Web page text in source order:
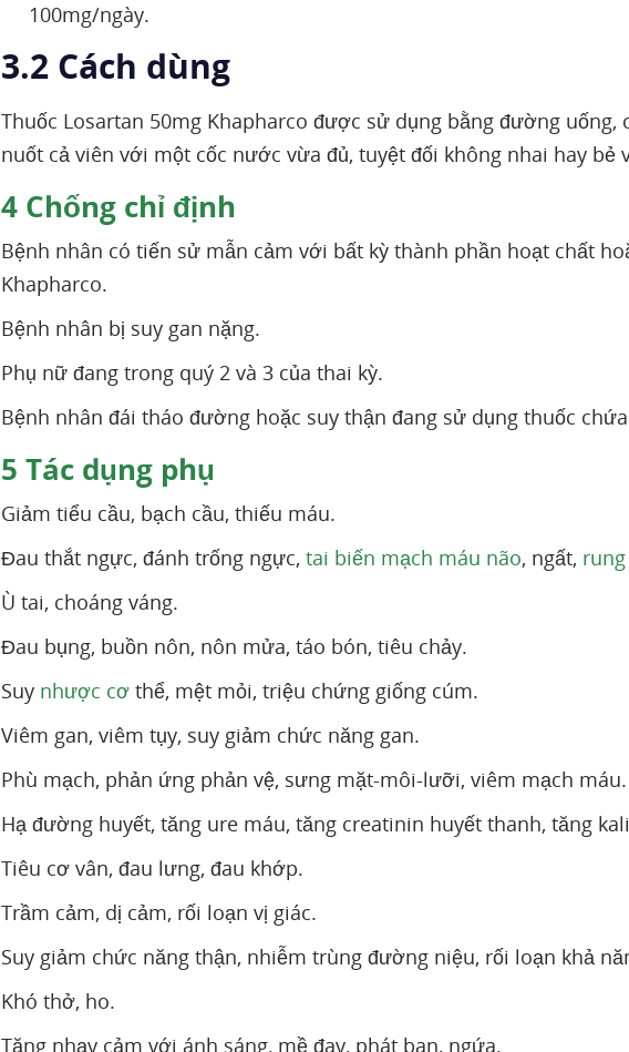
100mg/ngày.
3.2 Cách dùng
Thuốc Losartan 50mg Khapharco được sử dụng bằng đường
nuốt cả viên với một cốc nước vừa đủ, tuyệt đối không nhai hay bẻ
4 Chống chỉ định
Bệnh nhân có tiến sử mẫn cảm với bất kỳ thành phần hoạt chất
Khapharco.
Bệnh nhân bị suy gan nặng.
Phụ nữ đang trong quý 2 và 3 của thai kỳ.
Bệnh nhân đái tháo đường hoặc suy thận đang sử dụng thuốc
5 Tác dụng phụ
Giảm tiểu cầu, bạch cầu, thiếu máu.
Đau thắt ngực, đánh trống ngực, tai biến mạch máu não, ngất,
Ù tai, choáng váng.
Đau bụng, buồn nôn, nôn mửa, táo bón, tiêu chảy.
Suy nhược cơ thể, mệt mỏi, triệu chứng giống cúm.
Viêm gan, viêm tụy, suy giảm chức năng gan.
Phù mạch, phản ứng phản vệ, sưng mặt-môi-lưỡi, viêm mạch máu.
Hạ đường huyết, tăng ure máu, tăng creatinin huyết thanh, tăng
Tiêu cơ vân, đau lưng, đau khớp.
Trầm cảm, dị cảm, rối loạn vị giác.
Suy giảm chức năng thận, nhiễm trùng đường niệu, rối loạn khả
Khó thở, ho.
Tăng nhạy cảm với ánh sáng, mề đay, phát ban, ngứa.